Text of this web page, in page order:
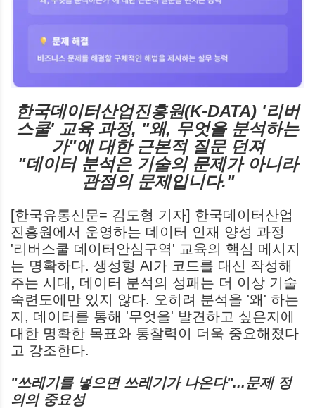
한국데이터산업진흥원(K-DATA) '리버
스쿨' 교육 과정, "왜, 무엇을 분석하는
가"에 대한 근본적 질문 던져
"데이터 분석은 기술의 문제가 아니라
관점의 문제입니다."
[한국유통신문= 김도형 기자] 한국데이터산업
진흥원에서 운영하는 데이터 인재 양성 과정
'리버스쿨 데이터안심구역' 교육의 핵심 메시지
는 명확하다. 생성형 AI가 코드를 대신 작성해
주는 시대, 데이터 분석의 성패는 더 이상 기술
숙련도에만 있지 않다. 오히려 분석을 '왜' 하는
지, 데이터를 통해 '무엇을' 발견하고 싶은지에
대한 명확한 목표와 통찰력이 더욱 중요해졌다
고 강조한다.
"쓰레기를 넣으면 쓰레기가 나온다"...문제 정
의의 중요성